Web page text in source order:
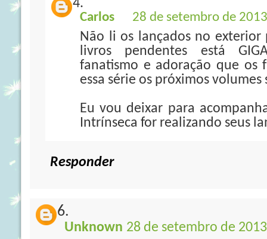
Carlos 28 de setembro de
Não li os lançados no
livros pendentes está
fanatismo e adoração que os
essa série os próximos
Eu vou deixar para
Intrínseca for realizando seus
Responder
Unknown 28 de setembro de